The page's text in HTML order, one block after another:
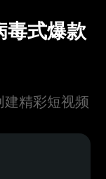
毒式爆款
精彩短视频